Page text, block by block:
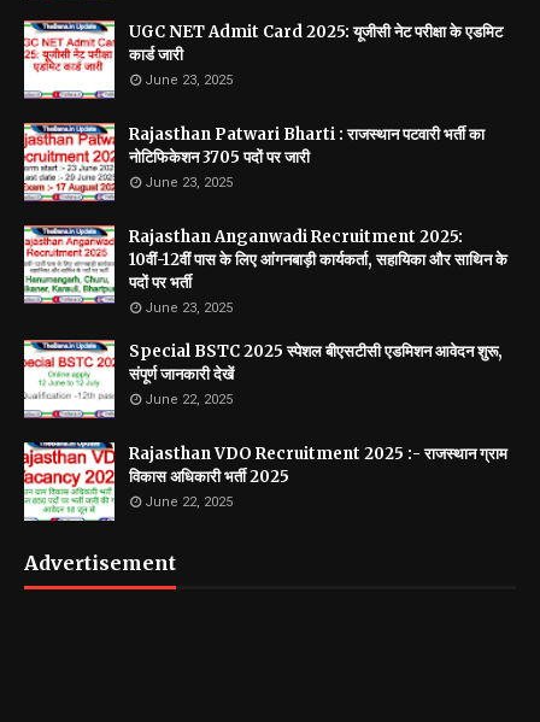
UGC NET Admit Card 2025: यूजीसी नेट परीक्षा के एडमिट
कार्ड जारी
June 23, 2025
Rajasthan Patwari Bharti : राजस्थान पटवारी भर्ती का
नोटिफिकेशन 3705 पदों पर जारी
June 23, 2025
Rajasthan Anganwadi Recruitment 2025:
10वीं-12वीं पास के लिए आंगनबाड़ी कार्यकर्ता, सहायिका और साथिन के
पदों पर भर्ती
June 23, 2025
Special BSTC 2025 स्पेशल बीएसटीसी एडमिशन आवेदन शुरू,
संपूर्ण जानकारी देखें
June 22, 2025
Rajasthan VDO Recruitment 2025 :- राजस्थान ग्राम
विकास अधिकारी भर्ती 2025
June 22, 2025
Advertisement